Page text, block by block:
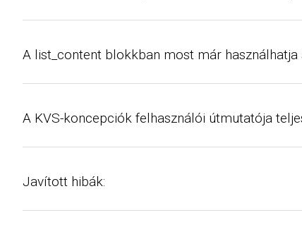
A list_content blokkban most már
A KVS-koncepciók felhasználói útmutatója
Javított hibák: